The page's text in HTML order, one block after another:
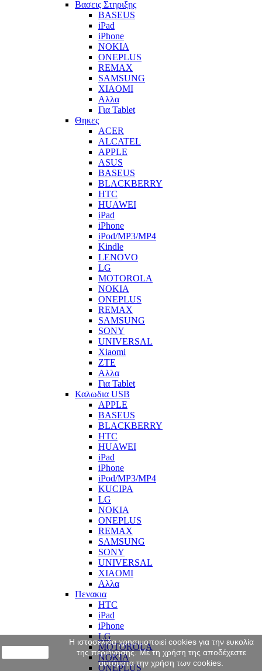
Βασεις Στηριξης
BASEUS
iPad
iPhone
NOKIA
ONEPLUS
REMAX
SAMSUNG
XIAOMI
Αλλα
Για Tablet
Θηκες
ACER
ALCATEL
APPLE
ASUS
BASEUS
BLACKBERRY
HTC
HUAWEI
iPad
iPhone
iPod/MP3/MP4
Kindle
LENOVO
LG
MOTOROLA
NOKIA
ONEPLUS
REMAX
SAMSUNG
SONY
UNIVERSAL
Xiaomi
ZTE
Αλλα
Για Tablet
Καλωδια USB
APPLE
BASEUS
BLACKBERRY
HTC
HUAWEI
iPad
iPhone
iPod/MP3/MP4
KUCIPA
LG
NOKIA
ONEPLUS
REMAX
SAMSUNG
SONY
UNIVERSAL
XIAOMI
Αλλα
Πενακια
HTC
iPad
iPhone
LG
MOTOROLA
NOKIA
ONEPLUS
Η ιστοσελίδα χρησιμοποιεί cookies για την ευκολία
της περιήγησης. Με τη χρήση της αποδέχεστε
αυτόματα την χρήση των cookies.